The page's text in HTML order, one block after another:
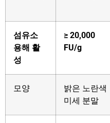
섬유소
용해 활
성
≥ 20,000
FU/g
모양
밝은 노란색
미세 분말